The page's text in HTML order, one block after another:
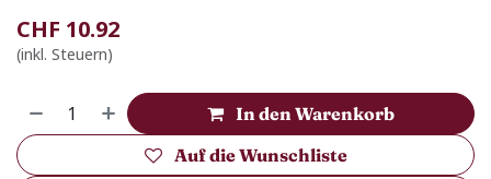
CHF 10.92
(inkl. Steuern)
In den Warenkorb
Auf die Wunschliste